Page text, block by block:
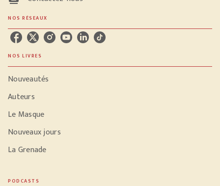
NOS RÉSEAUX
NOS LIVRES
Nouveautés
Auteurs
Le Masque
Nouveaux jours
La Grenade
PODCASTS